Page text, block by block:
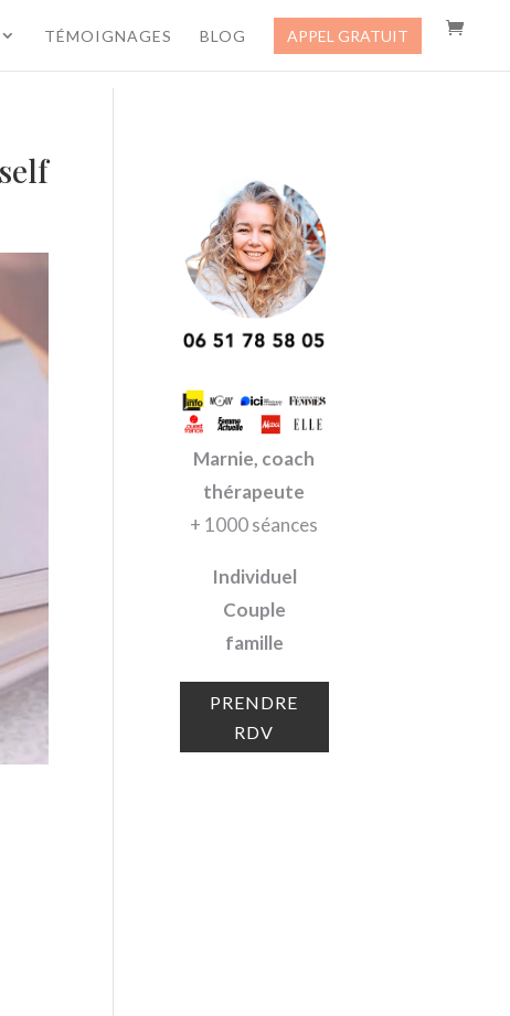
TÉMOIGNAGES BLOG APPEL GRATUIT
Marnie, coach
thérapeute
+ 1000 séances
Individuel
Couple
famille
PRENDRE
RDV